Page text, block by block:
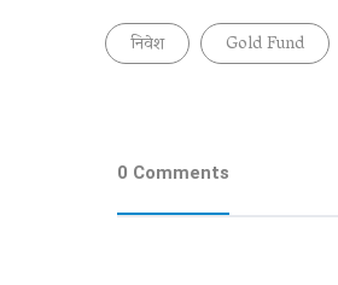
निवेश Gold Fund
0 Comments